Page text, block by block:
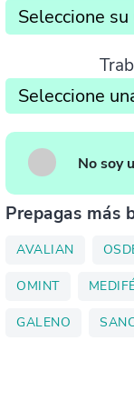
No soy
Prepagas más
AVALIAN
OMINT
GALENO